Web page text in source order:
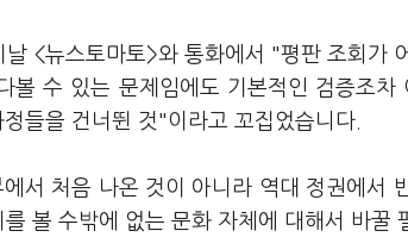
<뉴스토마토>와 통화에서 "평판 조회가
수 있는 문제임에도 기본적인 검증조차
들을 건너뛴 것"이라고 꼬집었습니다.
서 처음 나온 것이 아니라 역대 정권에서
볼 수밖에 없는 문화 자체에 대해서 바꿀